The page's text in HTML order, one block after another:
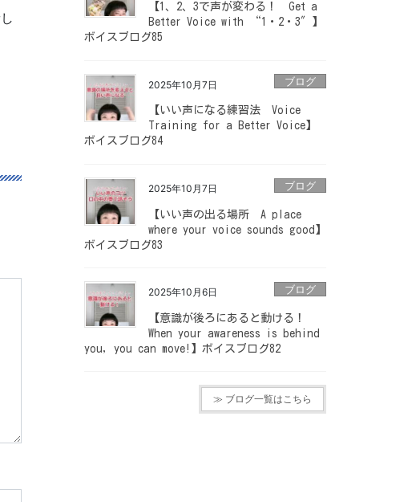
【1、2、3で声が変わる！ Get a
Better Voice with “1・2・3″】
ボイスブログ85
2025年10月7日 ブログ
【いい声になる練習法 Voice
Training for a Better Voice】
ボイスブログ84
2025年10月7日 ブログ
【いい声の出る場所 A place
where your voice sounds good】
ボイスブログ83
2025年10月6日 ブログ
【意識が後ろにあると動ける！
When your awareness is behind
you, you can move!】ボイスブログ82
≫ ブログ一覧はこちら